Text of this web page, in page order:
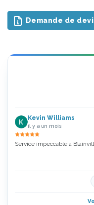
Demande de
Kevin Williams
il y a un mois
Service impeccable à